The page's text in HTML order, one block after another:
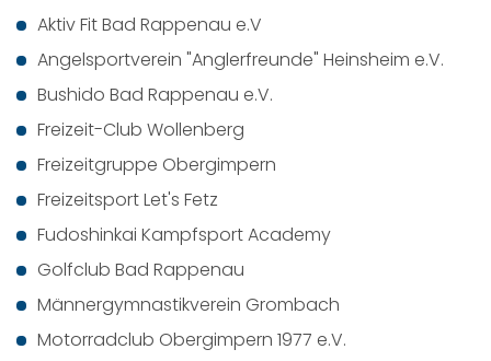
Aktiv Fit Bad Rappenau e.V
Angelsportverein "Anglerfreunde" Heinsheim e.V.
Bushido Bad Rappenau e.V.
Freizeit-Club Wollenberg
Freizeitgruppe Obergimpern
Freizeitsport Let's Fetz
Fudoshinkai Kampfsport Academy
Golfclub Bad Rappenau
Männergymnastikverein Grombach
Motorradclub Obergimpern 1977 e.V.